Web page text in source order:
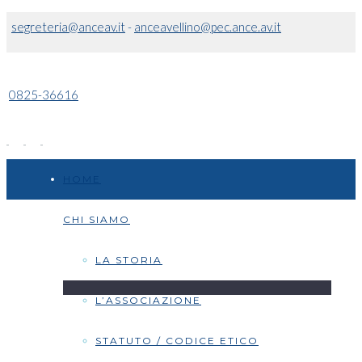
segreteria@anceav.it- anceavellino@pec.ance.av.it
0825-36616
CHI SIAMO
LA STORIA
L’ASSOCIAZIONE
STATUTO / CODICE ETICO